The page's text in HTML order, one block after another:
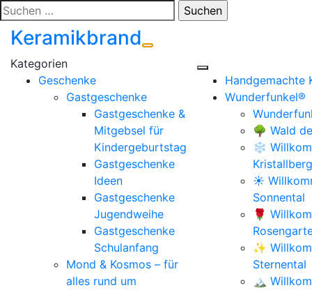
Zum
Inhalt
springen
Suchen
nach:
Keramikbrand
Geschenke
Gastgeschenke
Gastgeschenke &
Mitgebsel für
Kindergeburtstag
Gastgeschenke
Ideen
Gastgeschenke
Jugendweihe
Gastgeschenke
Schulanfang
Mond & Kosmos – für
alles rund um
Handgemachte
Wunderfunkel®
🌳 Wald
❄️
☀️
Sonnental
🌹
✨
Sternental
🏔️